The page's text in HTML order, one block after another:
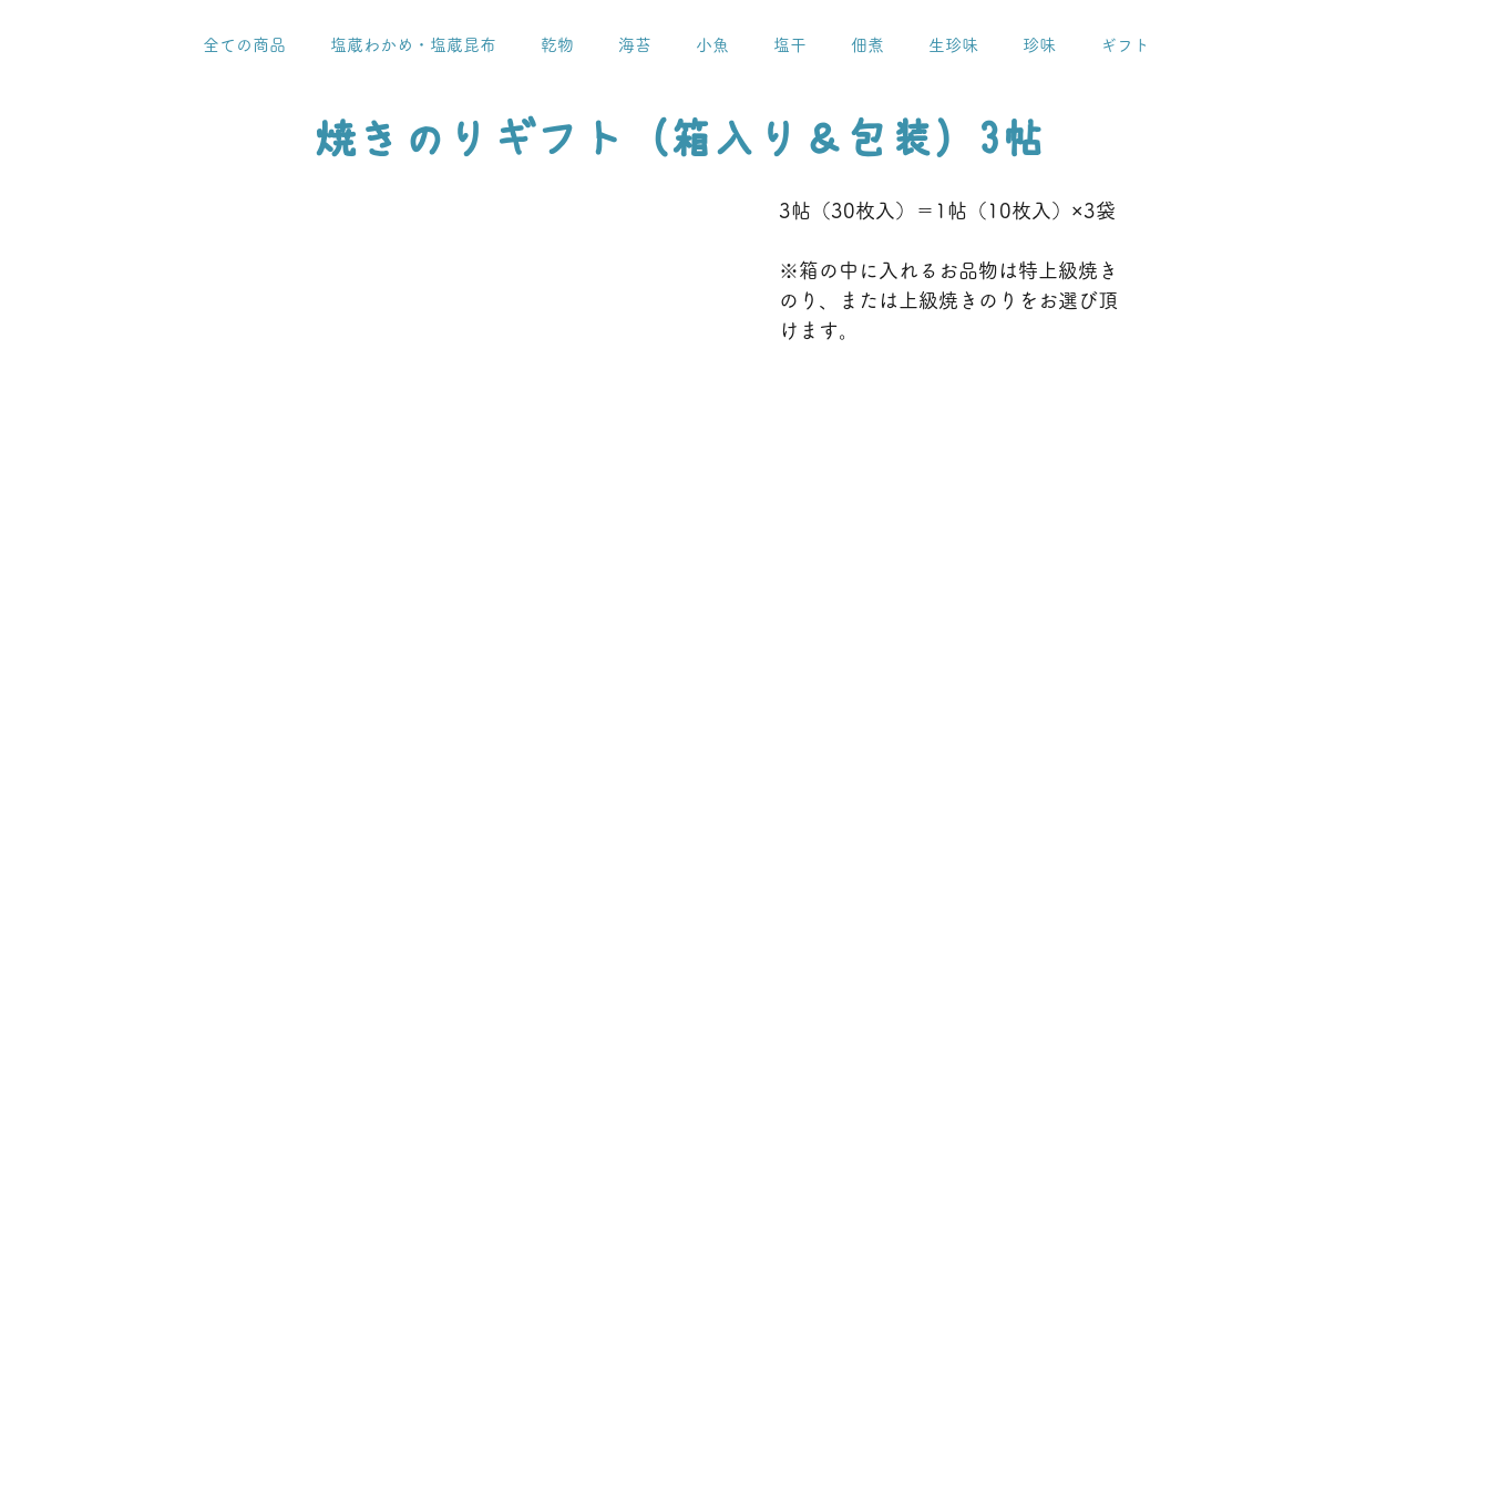
全ての商品 塩蔵わかめ・塩蔵昆布 乾物 海苔 小魚 塩干 佃煮 生珍味 珍味 ギフト
焼きのりギフト（箱入り＆包装）3帖
3帖（30枚入）＝1帖（10枚入）×3袋
※箱の中に入れるお品物は特上級焼き
のり、または上級焼きのりをお選び頂
けます。